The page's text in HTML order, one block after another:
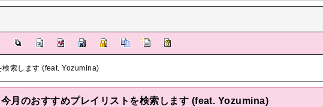
索します (feat. Yozumina)
今月のおすすめプレイリストを検索します (feat. Yozumina)